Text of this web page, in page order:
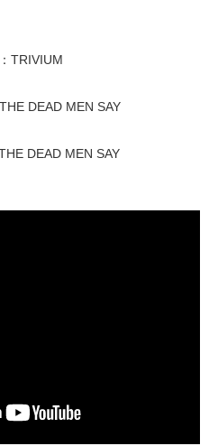
TRIVIUM
DEAD MEN SAY
DEAD MEN SAY